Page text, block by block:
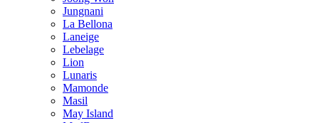
Jungnani
La Bellona
Laneige
Lebelage
Lion
Lunaris
Mamonde
Masil
May Island